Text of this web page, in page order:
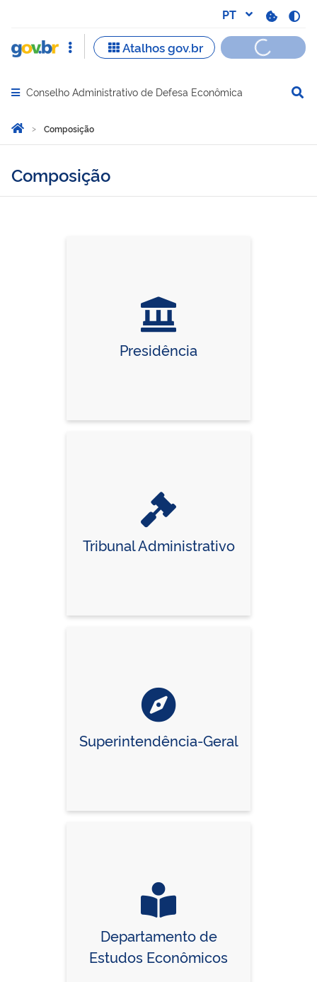
Abrir menu principal de navegação
Conselho Administrativo de Defesa Econômica
Você está aqui:
Página Inicial
Composição
Composição
Presidência
Tribunal Administrativo
Superintendência-Geral
Departamento de
Estudos Econômicos